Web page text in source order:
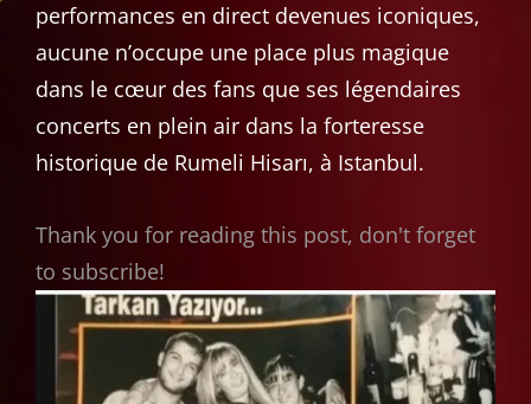
performances en direct devenues iconiques,
aucune n’occupe une place plus magique
dans le cœur des fans que ses légendaires
concerts en plein air dans la forteresse
historique de Rumeli Hisarı, à Istanbul.
Thank you for reading this post, don't forget
to subscribe!